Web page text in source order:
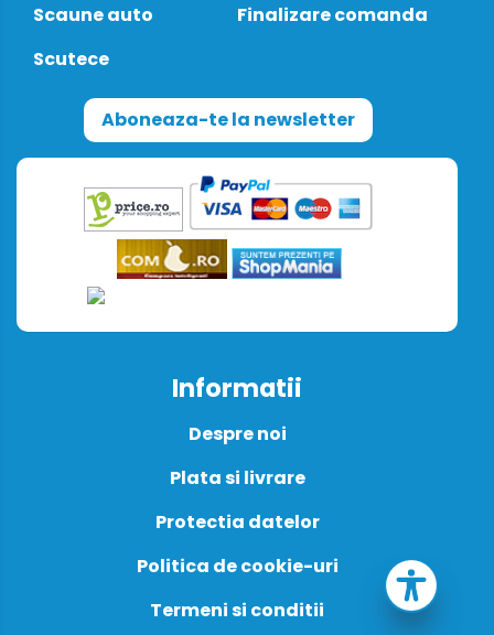
Scaune auto
Scutece
Finalizare comanda
Aboneaza-te la newsletter
Informatii
Despre noi
Plata si livrare
Protectia datelor
Politica de cookie-uri
Termeni si conditii